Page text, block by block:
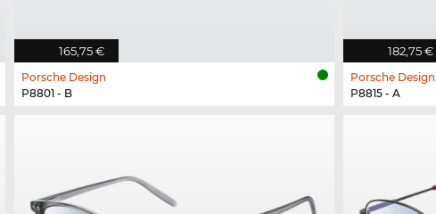
165,75 €
Porsche Design
P8801 - B
182,75 €
Porsche Design
P8815 - A